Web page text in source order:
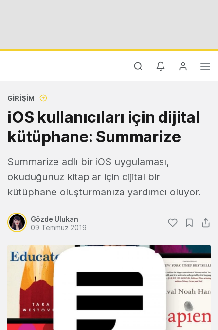
GIRIŞIM
iOS kullanıcıları için dijital
kütüphane: Summarize
Summarize adlı bir iOS uygulaması,
okuduğunuz kitaplar için dijital bir
kütüphane oluşturmanıza yardımcı oluyor.
Gözde Ulukan
09 Temmuz 2019